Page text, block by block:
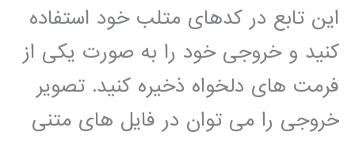
این تابع در کدهای متلب خود استفاده
کنید و خروجی خود را به صورت یکی از
فرمت های دلخواه ذخیره کنید. تصویر
خروجی را می توان در فایل های متنی